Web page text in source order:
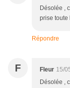
Désolée ,
prise toute
Répondre
F Fleur 15/
Désolée ,